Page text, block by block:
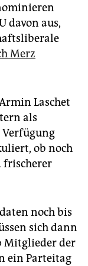
davon aus,
Merz
Laschet
als
ob noch
frischerer
noch bis
sich dann
Mitglieder der
ein Parteitag